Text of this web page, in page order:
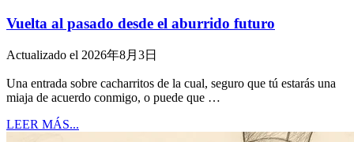
Vuelta al pasado desde el aburrido futuro
Actualizado el 2026年8月3日
Una entrada sobre cacharritos de la cual, seguro que tú estarás una
miaja de acuerdo conmigo, o puede que …
LEER MÁS...